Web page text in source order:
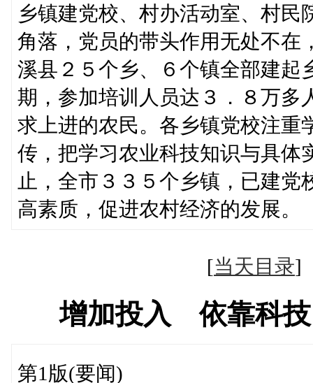
乡镇建党校、村办活动室、村
角落，党员的带头作用无处不在
溪县２５个乡、６个镇全部建起
期，参加培训人员达３．８万多
求上进的农民。各乡镇党校注重
传，把学习农业科技知识与具体
止，全市３３５个乡镇，已建
高素质，促进农村经济的发展。
[当天目录
增加投入 依靠科技
第1版(要闻)